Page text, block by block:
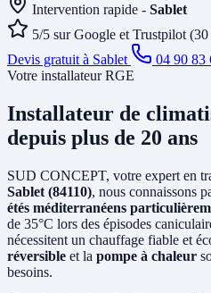
Intervention rapide - Sablet
5/5 sur Google et Trustpilot
Devis gratuit à Sablet
04 90 83
Votre installateur RGE
Installateur de
depuis plus de 20 ans
SUD CONCEPT, votre expert en
Sablet (84110), nous connaissons
étés méditerranéens
de 35°C lors des épisodes
nécessitent un chauffage fiable et
réversible et la pompe à chaleur
besoins.